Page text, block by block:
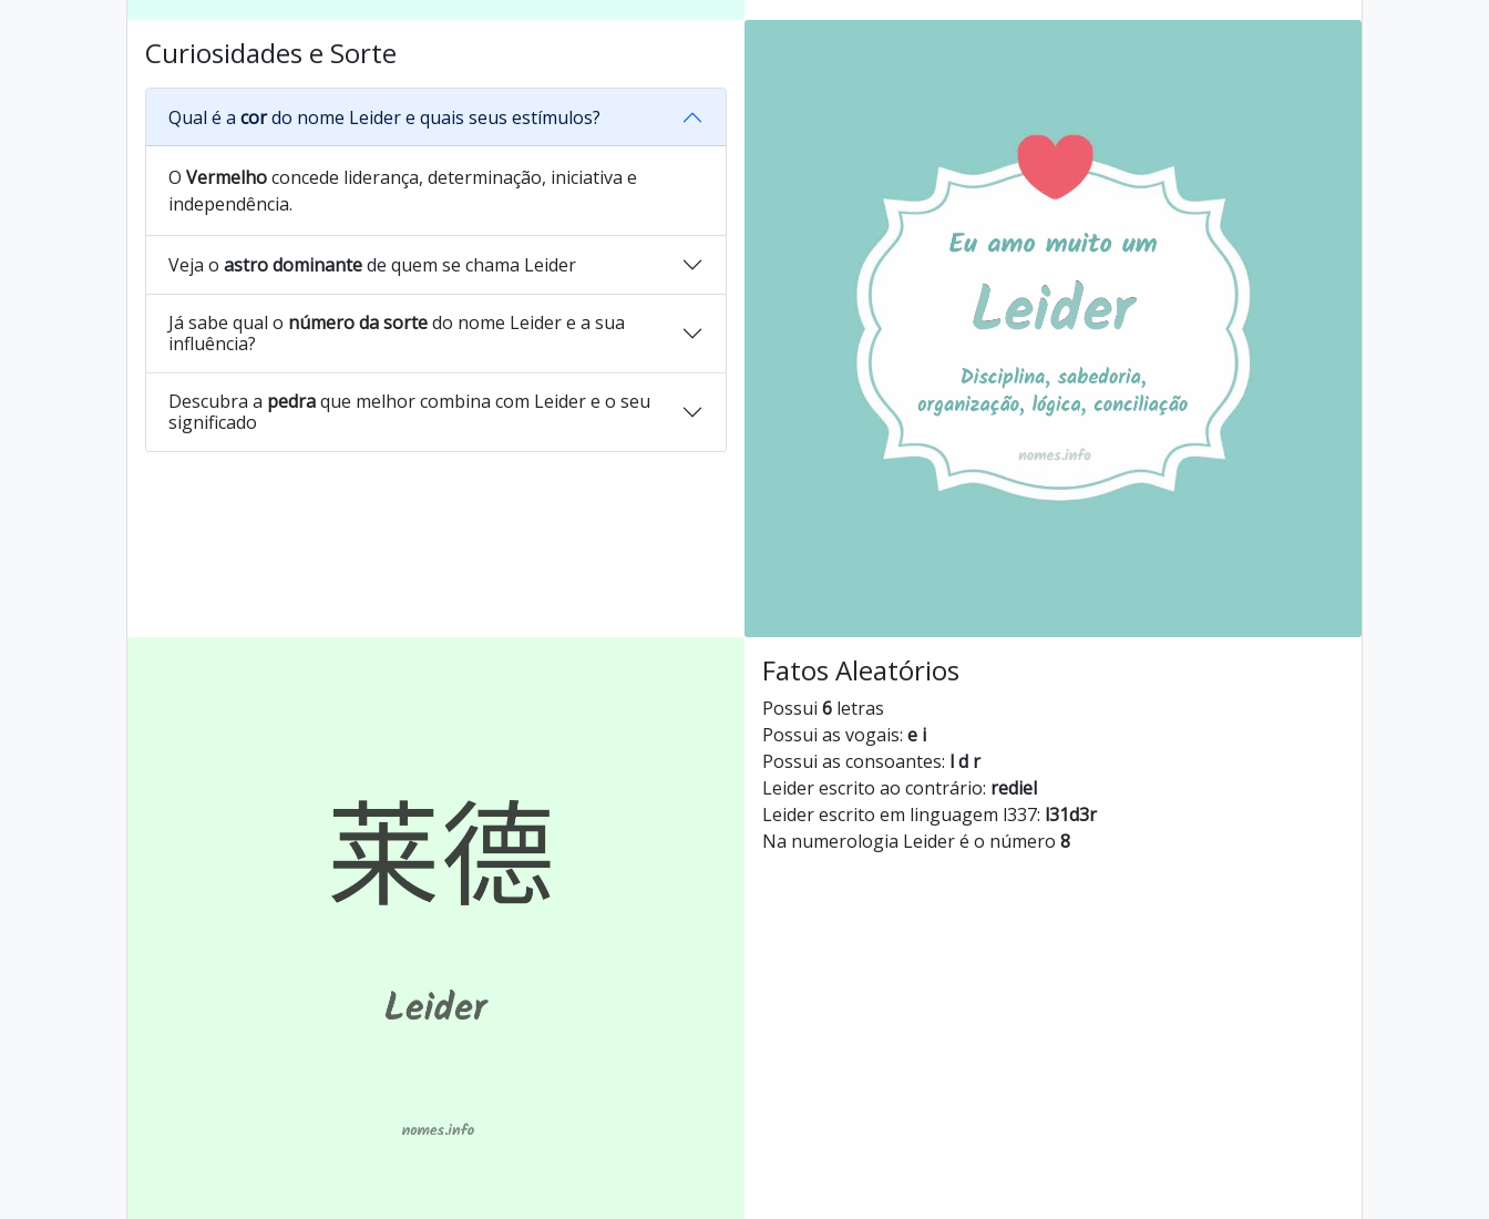
Curiosidades e Sorte
Qual é a cordo nome Leider e quais seus estímulos?
O Vermelhoconcede liderança, determinação, iniciativa e
independência.
Veja o astro dominantede quem se chama Leider
Já sabe qual o número da sortedo nome Leider e a sua
influência?
Descubra a pedraque melhor combina com Leider e o seu
significado
Fatos Aleatórios
Possui 6 letras
Possui as vogais: e i
Possui as consoantes: l d r
Leider escrito ao contrário: rediel
Leider escrito em linguagem l337: l31d3r
Na numerologia Leider é o número 8